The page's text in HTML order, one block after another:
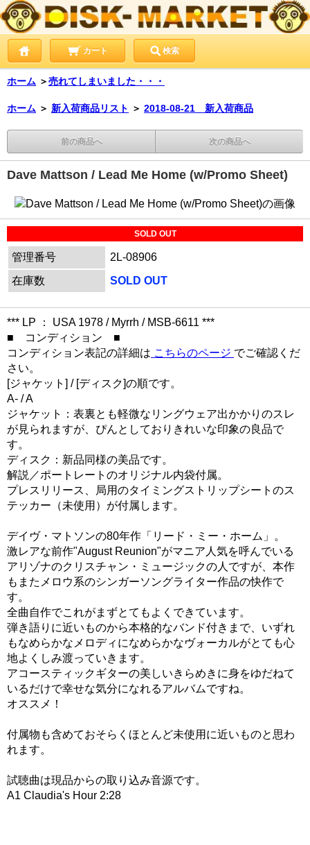
カート 検索
ホーム ＞売れてしまいました・・・
ホーム ＞ 新入荷商品リスト ＞ 2018-08-21 新入荷商品
前の商品へ 次の商品へ
Dave Mattson / Lead Me Home (w/Promo Sheet)
SOLD OUT
管理番号
2L-08906
在庫数
SOLD OUT
*** LP ： USA 1978 / Myrrh / MSB-6611 ***
■ コンディション ■
コンディション表記の詳細は こちらのページ でご確認くだ
さい。
[ジャケット] / [ディスク]の順です。
A- / A
ジャケット：表裏とも軽微なリングウェア出かかりのスレ
が見られますが、ぴんとしておりきれいな印象の良品で
す。
ディスク：新品同様の美品です。
解説／ポートレートのオリジナル内袋付属。
プレスリリース、局用のタイミングストリップシートのス
テッカー（未使用）が付属します。
デイヴ・マトソンの80年作「リード・ミー・ホーム」。
激レアな前作"August Reunion"がマニア人気を呼んでいる
アリゾナのクリスチャン・ミュージックの人ですが、本作
もまたメロウ系のシンガーソングライター作品の快作で
す。
全曲自作でこれがまずとてもよくできています。
弾き語りに近いものから本格的なバンド付きまで、いずれ
もなめらかなメロディになめらかなヴォーカルがとても心
地よくしみ渡っていきます。
アコースティックギターの美しいきらめきに身をゆだねて
いるだけで幸せな気分になれるアルバムですね。
オススメ！
付属物も含めておそらくほとんど未使用に近いものと思わ
れます。
試聴曲は現品からの取り込み音源です。
A1 Claudia's Hour 2:28